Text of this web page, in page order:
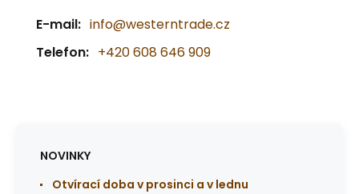
E-mail: info@westerntrade.cz
Telefon: +420 608 646 909
NOVINKY
Otvírací doba v prosinci a v lednu